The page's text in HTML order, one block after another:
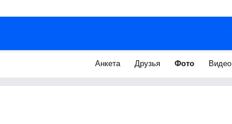
Анкета Друзья Фото Видео